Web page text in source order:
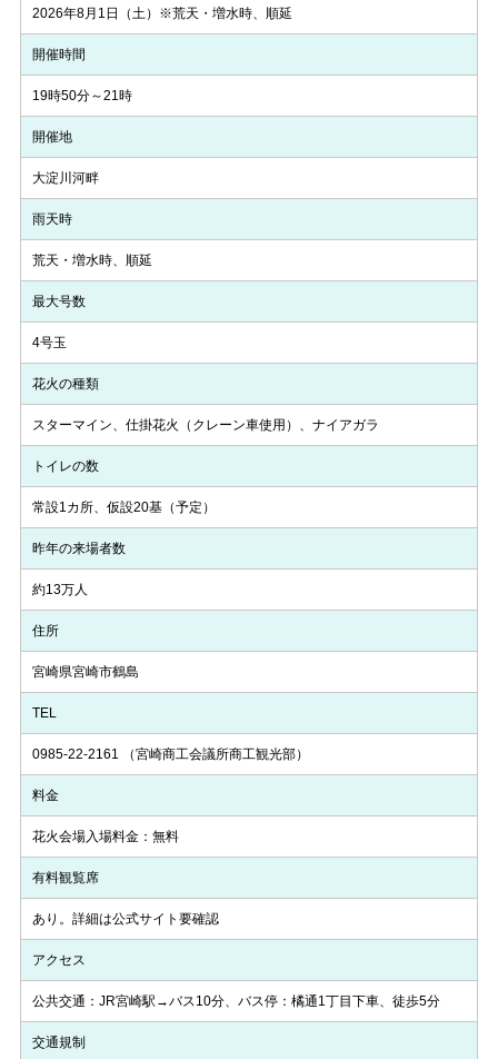
2026年8月1日（土）※荒天・増水時、順延
開催時間
19時50分～21時
開催地
大淀川河畔
雨天時
荒天・増水時、順延
最大号数
4号玉
花火の種類
スターマイン、仕掛花火（クレーン車使用）、ナイアガラ
トイレの数
常設1カ所、仮設20基（予定）
昨年の来場者数
約13万人
住所
宮崎県宮崎市鶴島
TEL
0985-22-2161 （宮崎商工会議所商工観光部）
料金
花火会場入場料金：無料
有料観覧席
あり。詳細は公式サイト要確認
アクセス
公共交通：JR宮崎駅→バス10分、バス停：橘通1丁目下車、徒歩5分
交通規制